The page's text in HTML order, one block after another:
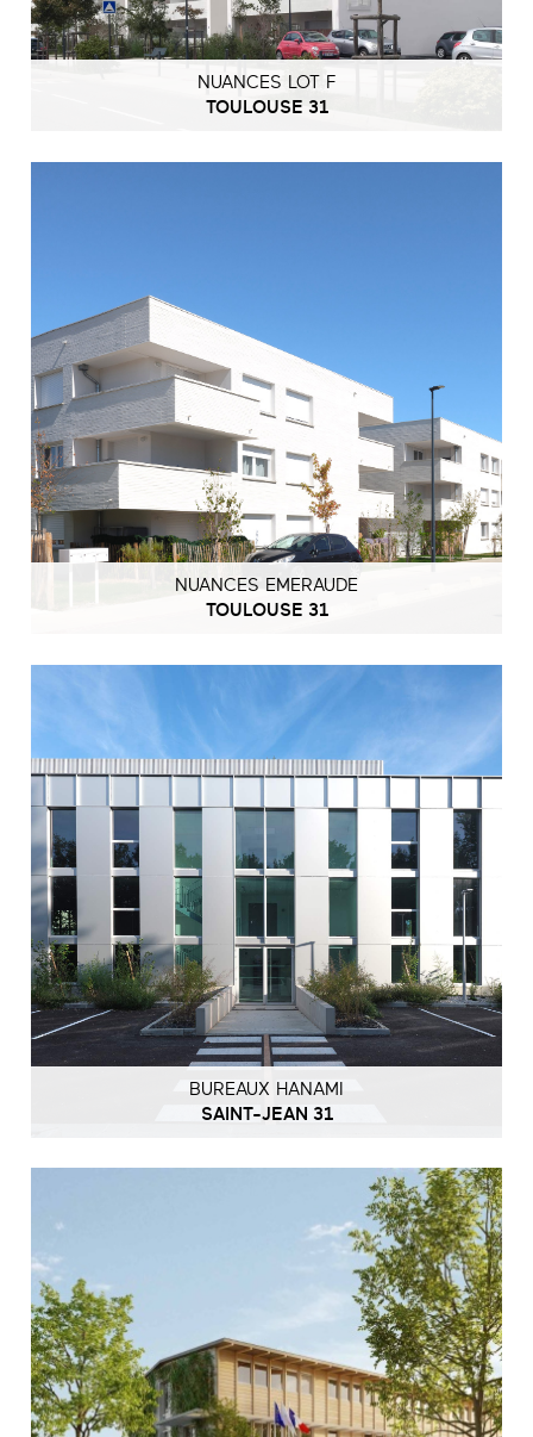
NUANCES LOT F
TOULOUSE 31
NUANCES EMERAUDE
TOULOUSE 31
BUREAUX HANAMI
SAINT-JEAN 31